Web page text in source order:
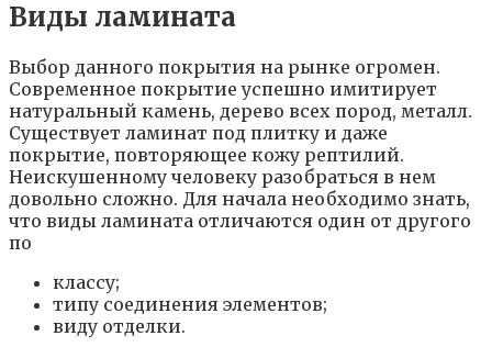
Виды ламината
Выбор данного покрытия на рынке огромен.
Современное покрытие успешно имитирует
натуральный камень, дерево всех пород, металл.
Существует ламинат под плитку и даже
покрытие, повторяющее кожу рептилий.
Неискушенному человеку разобраться в нем
довольно сложно. Для начала необходимо знать,
что виды ламината отличаются один от другого
по
классу;
типу соединения элементов;
виду отделки.